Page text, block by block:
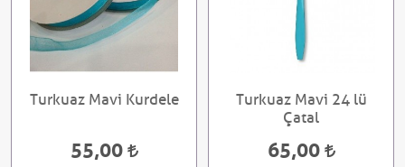
Turkuaz Mavi Kurdele
55,00
Turkuaz Mavi 24 lü
Çatal
65,00